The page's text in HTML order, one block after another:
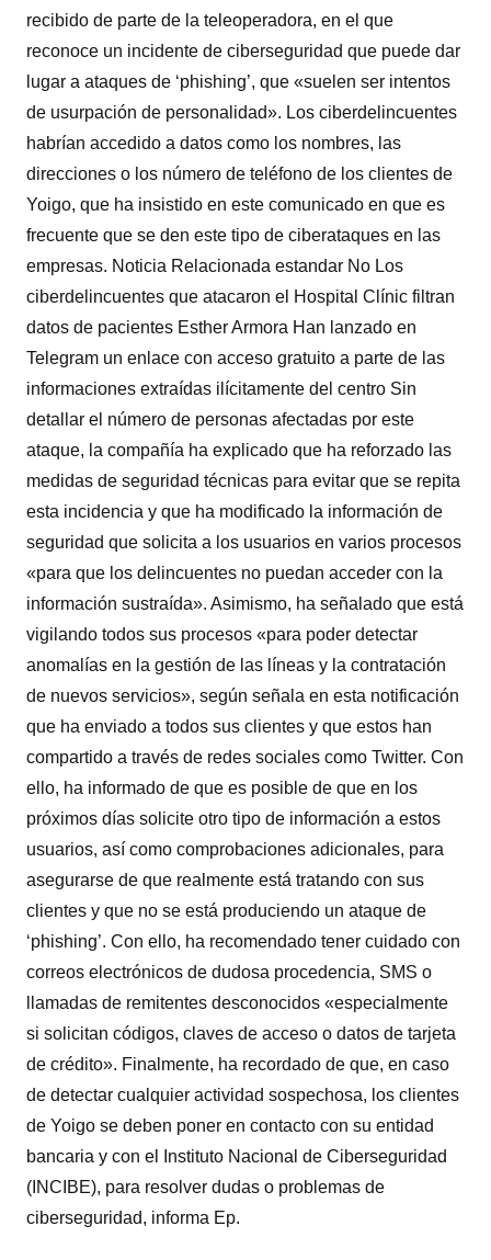
recibido de parte de la teleoperadora, en el que
reconoce un incidente de ciberseguridad que puede dar
lugar a ataques de ‘phishing’, que «suelen ser intentos
de usurpación de personalidad». Los ciberdelincuentes
habrían accedido a datos como los nombres, las
direcciones o los número de teléfono de los clientes de
Yoigo, que ha insistido en este comunicado en que es
frecuente que se den este tipo de ciberataques en las
empresas. Noticia Relacionada estandar No Los
ciberdelincuentes que atacaron el Hospital Clínic filtran
datos de pacientes Esther Armora Han lanzado en
Telegram un enlace con acceso gratuito a parte de las
informaciones extraídas ilícitamente del centro Sin
detallar el número de personas afectadas por este
ataque, la compañía ha explicado que ha reforzado las
medidas de seguridad técnicas para evitar que se repita
esta incidencia y que ha modificado la información de
seguridad que solicita a los usuarios en varios procesos
«para que los delincuentes no puedan acceder con la
información sustraída». Asimismo, ha señalado que está
vigilando todos sus procesos «para poder detectar
anomalías en la gestión de las líneas y la contratación
de nuevos servicios», según señala en esta notificación
que ha enviado a todos sus clientes y que estos han
compartido a través de redes sociales como Twitter. Con
ello, ha informado de que es posible de que en los
próximos días solicite otro tipo de información a estos
usuarios, así como comprobaciones adicionales, para
asegurarse de que realmente está tratando con sus
clientes y que no se está produciendo un ataque de
‘phishing’. Con ello, ha recomendado tener cuidado con
correos electrónicos de dudosa procedencia, SMS o
llamadas de remitentes desconocidos «especialmente
si solicitan códigos, claves de acceso o datos de tarjeta
de crédito». Finalmente, ha recordado de que, en caso
de detectar cualquier actividad sospechosa, los clientes
de Yoigo se deben poner en contacto con su entidad
bancaria y con el Instituto Nacional de Ciberseguridad
(INCIBE), para resolver dudas o problemas de
ciberseguridad, informa Ep.